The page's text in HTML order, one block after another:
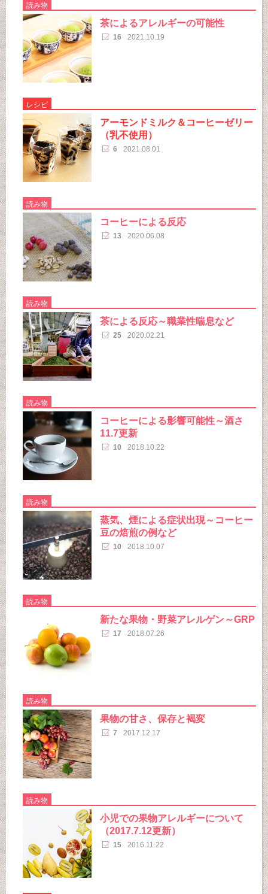
読み物
茶によるアレルギーの可能性
16 2021.10.19
レシピ
アーモンドミルク＆コーヒーゼリー
（乳不使用）
6 2021.08.01
読み物
コーヒーによる反応
13 2020.06.08
読み物
茶による反応～職業性喘息など
25 2020.02.21
読み物
コーヒーによる影響可能性～酒さ
11.7更新
10 2018.10.22
読み物
蒸気、煙による症状出現～コーヒー
豆の焙煎の例など
10 2018.10.07
読み物
新たな果物・野菜アレルゲン～GRP
17 2018.07.26
読み物
果物の甘さ、保存と褐変
7 2017.12.17
読み物
小児での果物アレルギーについて
（2017.7.12更新）
15 2016.11.22